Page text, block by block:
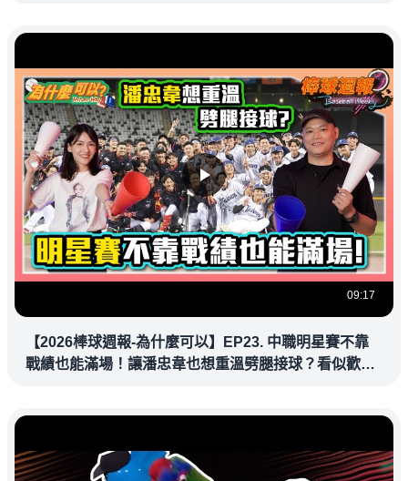
09:17
【2026棒球週報-為什麼可以】EP23. 中職明星賽不靠
戰績也能滿場！讓潘忠韋也想重溫劈腿接球？看似歡樂